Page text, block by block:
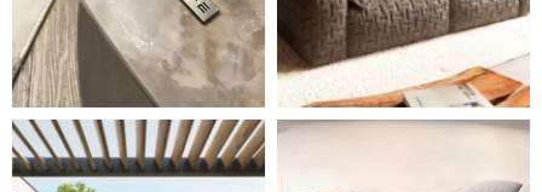
Styl, odolnost a společné chvíle pod širým nebem.
Ne každá pohovka je jen